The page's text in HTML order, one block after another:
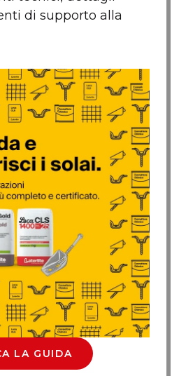
di supporto alla
LA GUIDA